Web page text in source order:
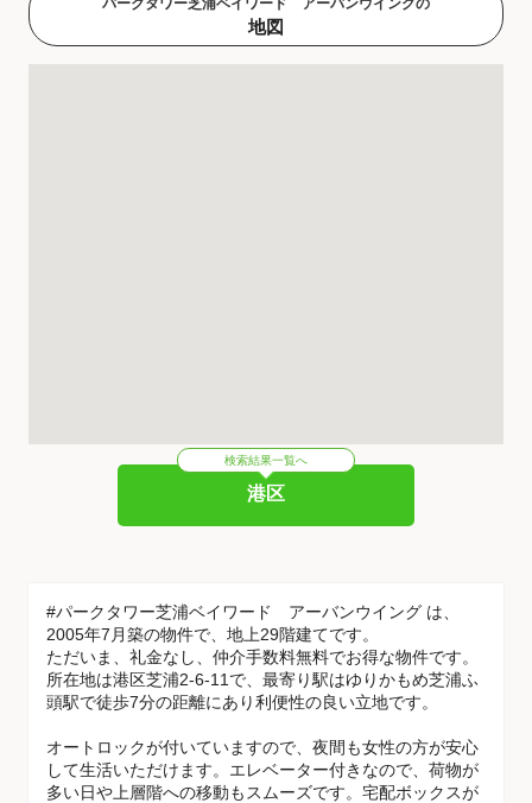
地図
検索結果一覧へ
港区
#パークタワー芝浦ベイワード アーバンウイング は、
2005年7月築の物件で、地上29階建てです。
ただいま、礼金なし、仲介手数料無料でお得な物件です。
所在地は港区芝浦2-6-11で、最寄り駅はゆりかもめ芝浦ふ
頭駅で徒歩7分の距離にあり利便性の良い立地です。
オートロックが付いていますので、夜間も女性の方が安心
して生活いただけます。エレベーター付きなので、荷物が
多い日や上層階への移動もスムーズです。宅配ボックスが